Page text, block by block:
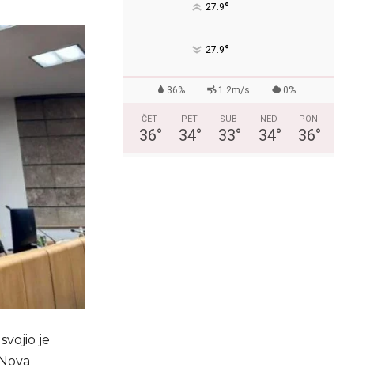
je
27.9°
27.9°
36% 1.2m/s 0%
ČET
36°
PET
34°
SUB
33°
NED
34°
PON
36°